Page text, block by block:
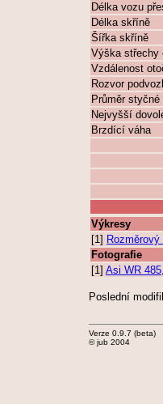
Délka vozu
Délka skříně
Šířka skříně
Výška střechy
Vzdálenost
Rozvor
Průměr
Nejvyšší
Brzdící váha
Výkresy
[1] Rozměrový
Fotografie
[1] Asi WR
Poslední
Verze 0.9.7 (beta)
© jub 2004